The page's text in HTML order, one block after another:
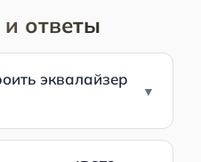
ответы
эквалайзер